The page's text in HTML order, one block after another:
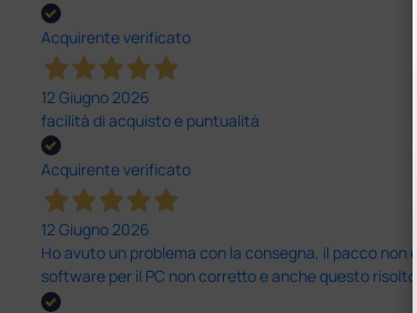
Acquirente verificato
12 Giugno 2026
facilità di acquisto e puntualità
Acquirente verificato
12 Giugno 2026
Ho avuto un problema con la consegna, il pacco
software per il PC non corretto e anche questo